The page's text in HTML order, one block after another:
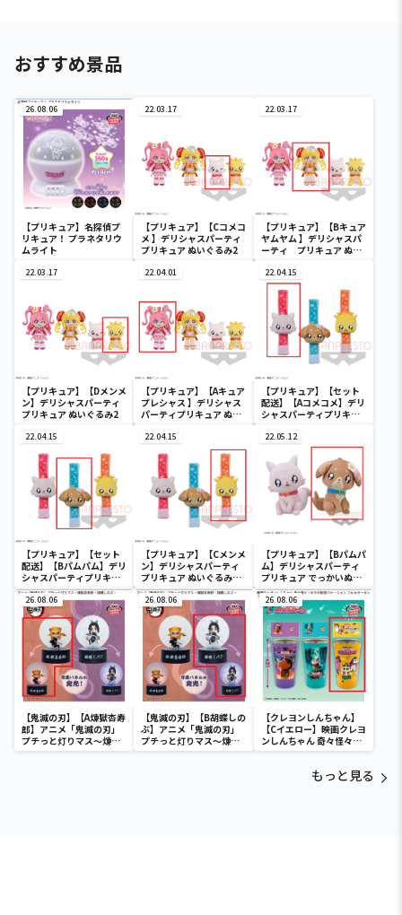
おすすめ景品
26.08.06
【プリキュア】名探偵プ
リキュア！ プラネタリウ
ムライト
22.03.17
【プリキュア】【Cコメコ
メ 】デリシャスパーティ
プリキュア ぬいぐるみ2
22.03.17
【プリキュア】【Bキュア
ヤムヤム 】デリシャスパ
ーティ プリキュア ぬい
22.03.17
【プリキュア】【Dメンメ
ン】デリシャスパーティ
プリキュア ぬいぐるみ2
22.04.01
【プリキュア】【Aキュア
プレシャス 】デリシャス
パーティプリキュア ぬい
22.04.15
【プリキュア】【セット
配送】【Aコメコメ】デリ
シャスパーティプリキュ
ド
22.04.15
【プリキュア】【セット
配送】【Bパムパム】デリ
シャスパーティプリキュ
ア ぬいぐるみリストバン
ド
22.04.15
【プリキュア】【Cメンメ
ン】デリシャスパーティ
プリキュア ぬいぐるみリ
ストバンド
22.05.12
【プリキュア】【Bパムパ
ム】デリシャスパーティ
プリキュア でっかいぬい
ぐるみ１
26.08.06
【鬼滅の刃】【A煉獄杏寿
郎】アニメ「鬼滅の刃」
プチっと灯りマス～煉獄
杏寿郎・胡蝶しのぶ～
26.08.06
【鬼滅の刃】【B胡蝶しの
ぶ】アニメ「鬼滅の刃」
プチっと灯りマス～煉獄
杏寿郎・胡蝶しのぶ～
26.08.06
【クレヨンしんちゃん】
【Cイエロー】映画クレヨ
ンしんちゃん 奇々怪々！
オラの妖怪バケ～ション
もっと見る